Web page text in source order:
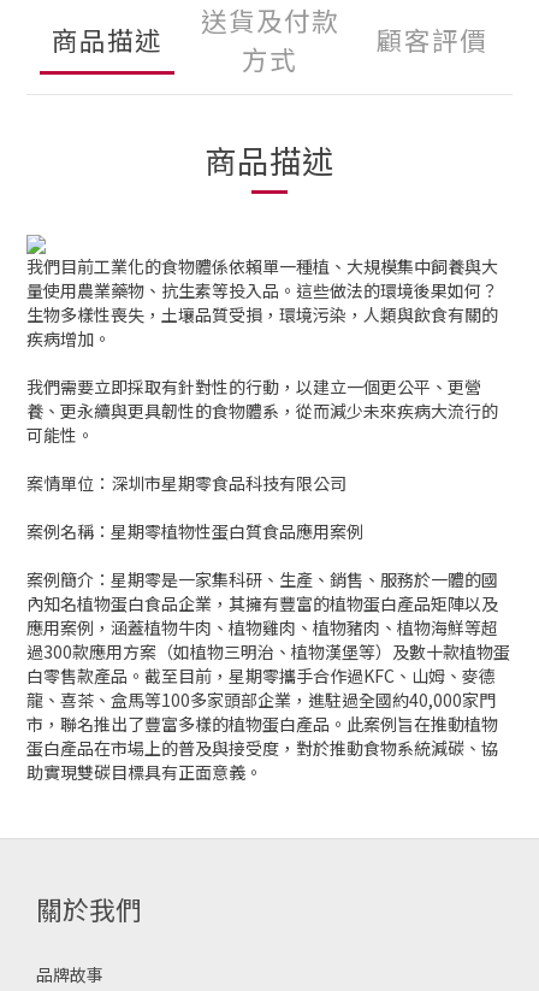
商品描述
送貨及付款
方式
顧客評價
商品描述
我們目前工業化的食物體係依賴單一種植、大規模集中飼養與大
量使用農業藥物、抗生素等投入品。這些做法的環境後果如何？
生物多樣性喪失，土壤品質受損，環境污染，人類與飲食有關的
疾病增加。
我們需要立即採取有針對性的行動，以建立一個更公平、更營
養、更永續與更具韌性的食物體系，從而減少未來疾病大流行的
可能性。
案情單位：深圳市星期零食品科技有限公司
案例名稱：星期零植物性蛋白質食品應用案例
案例簡介：星期零是一家集科研、生產、銷售、服務於一體的國
內知名植物蛋白食品企業，其擁有豐富的植物蛋白產品矩陣以及
應用案例，涵蓋植物牛肉、植物雞肉、植物豬肉、植物海鮮等超
過300款應用方案（如植物三明治、植物漢堡等）及數十款植物蛋
白零售款產品。截至目前，星期零攜手合作過KFC、山姆、麥德
龍、喜茶、盒馬等100多家頭部企業，進駐過全國約40,000家門
市，聯名推出了豐富多樣的植物蛋白產品。此案例旨在推動植物
蛋白產品在市場上的普及與接受度，對於推動食物系統減碳、協
助實現雙碳目標具有正面意義。
關於我們
品牌故事